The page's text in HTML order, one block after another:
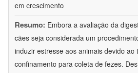
em crescimento
Resumo: Embora a avaliação da
cães seja considerada um
induzir estresse aos animais devido ao
confinamento para coleta de fezes.